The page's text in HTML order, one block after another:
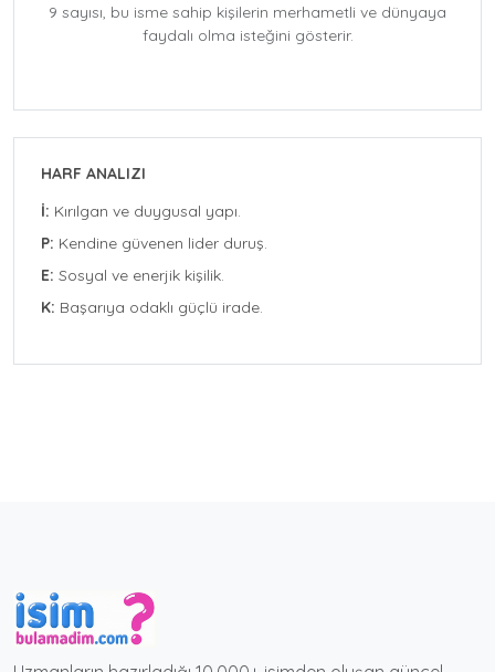
9 sayısı, bu isme sahip kişilerin merhametli ve dünyaya
faydalı olma isteğini gösterir.
HARF ANALIZI
İ: Kırılgan ve duygusal yapı.
P: Kendine güvenen lider duruş.
E: Sosyal ve enerjik kişilik.
K: Başarıya odaklı güçlü irade.